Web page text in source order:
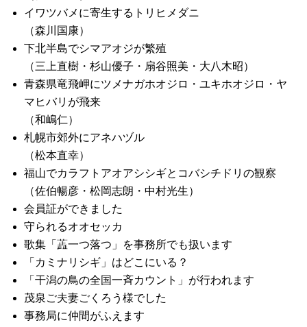
イワツバメに寄生するトリヒメダニ
（森川国康）
下北半島でシマアオジが繁殖
（三上直樹・杉山優子・扇谷照美・大八木昭）
青森県竜飛岬にツメナガホオジロ・ユキホオジロ・ヤ
マヒバリが飛来
（和嶋仁）
札幌市郊外にアネハヅル
（松本直幸）
福山でカラフトアオアシシギとコバシチドリの観察
（佐伯暢彦・松岡志朗・中村光生）
会員証ができました
守られるオオセッカ
歌集「蕋一つ落つ」を事務所でも扱います
「カミナリシギ」はどこにいる？
「干潟の鳥の全国一斉カウント」が行われます
茂泉ご夫妻ごくろう様でした
事務局に仲間がふえます